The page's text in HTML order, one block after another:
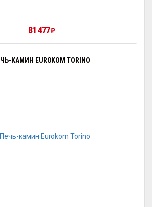
81 477 ₽
КАМИН EUROKOM TORINO